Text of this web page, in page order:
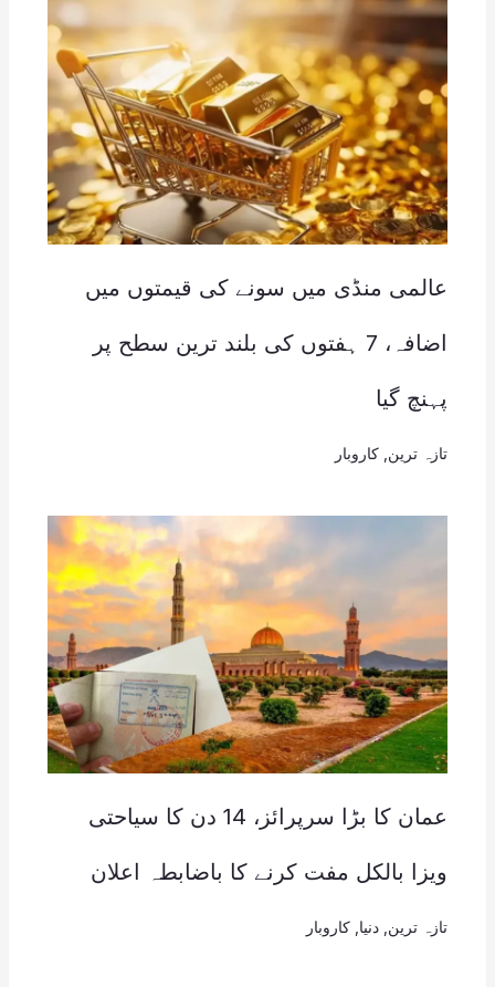
عالمی منڈی میں سونے کی قیمتوں میں
اضافہ، 7 ہفتوں کی بلند ترین سطح پر
پہنچ گیا
تازہ ترین کاروبار
عمان کا بڑا سرپرائز، 14 دن کا سیاحتی
ویزا بالکل مفت کرنے کا باضابطہ اعلان
تازہ ترین دنیا کاروبار